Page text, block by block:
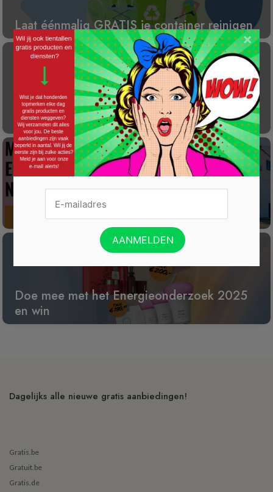
Laat éénmalig GRATIS je container reinigen
Gratis Princess elektrische kachel t.w.v. €
100
Win een wijnreis naar Spanje
Doe mee met het Energieonderzoek 2025
en win
Dagelijks alle nieuwe gratis aanbiedingen!
Gratis.be
Gratuit.be
Gratis.de
×